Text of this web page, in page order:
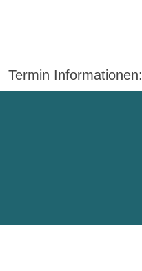
Termin